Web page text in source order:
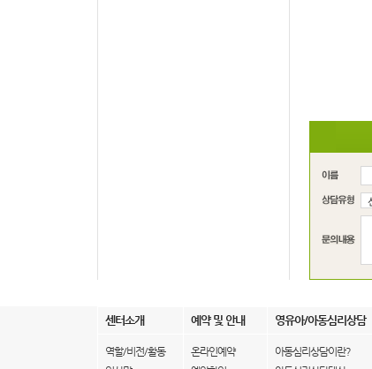
센터소개 예약 및 안내 영유아/아동심리상담
역할/비전/활동
온라인예약
아동심리상담이란?